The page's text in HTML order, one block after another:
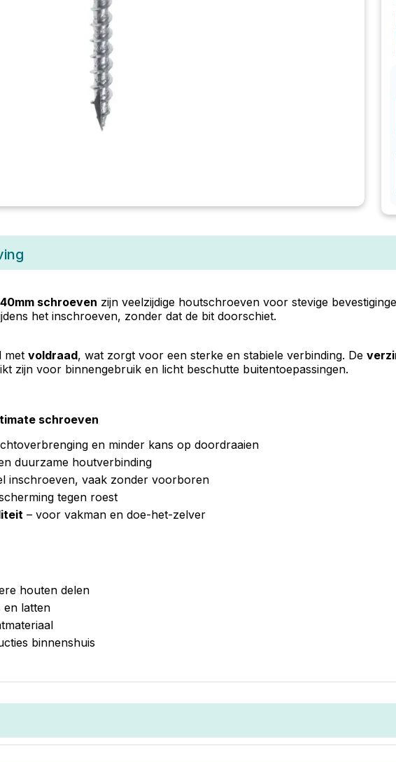
schroeven zijn veelzijdige houtschroeven voor stevige
het inschroeven, zonder dat de bit doorschiet.
met voldraad, wat zorgt voor een sterke en stabiele verbinding. De
zijn voor binnengebruik en licht beschutte buitentoepassingen.
schroeven
en minder kans op doordraaien
duurzame houtverbinding
inschroeven, vaak zonder voorboren
tegen roest
– voor vakman en doe-het-zelver
houten delen
en latten
binnenshuis